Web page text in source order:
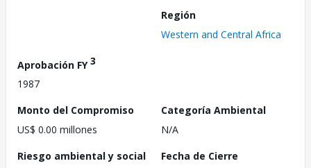
Región
Western and Central Africa
Aprobación FY3
1987
Monto del Compromiso
US$ 0.00 millones
Categoría Ambiental
N/A
Riesgo ambiental y social
Fecha de Cierre